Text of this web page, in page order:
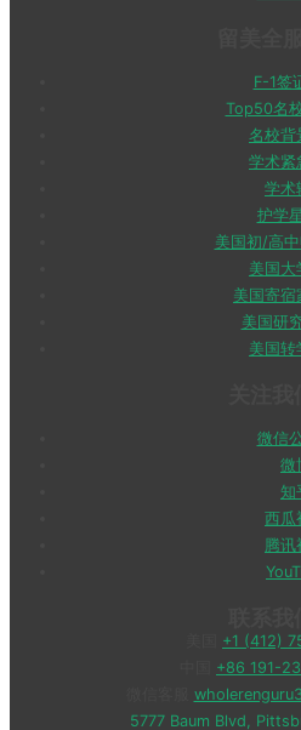
F-1签
Top50名
名校背
学术紧
学术
护学
美国初/高
美国大
美国寄宿
美国研
美国转
微信
微
知
西瓜
腾讯
+1 (412)
+86 191-
5777 Baum Blvd,